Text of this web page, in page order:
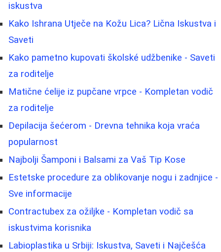
iskustva
Kako Ishrana Utječe na Kožu Lica? Lična Iskustva i
Saveti
Kako pametno kupovati školské udžbenike - Saveti
za roditelje
Matične ćelije iz pupčane vrpce - Kompletan vodič
za roditelje
Depilacija šećerom - Drevna tehnika koja vraća
popularnost
Najbolji Šamponi i Balsami za Vaš Tip Kose
Estetske procedure za oblikovanje nogu i zadnjice -
Sve informacije
Contractubex za ožiljke - Kompletan vodič sa
iskustvima korisnika
Labioplastika u Srbiji: Iskustva, Saveti i Najčešća